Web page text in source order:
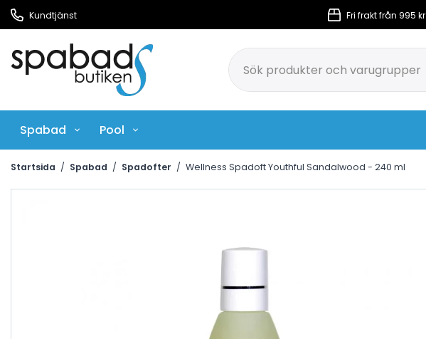
Kundtjänst Fri frakt från 995 kr
Spabad Pool
Startsida / Spabad / Spadofter / Wellness Spadoft Youthful Sandalwood - 240 ml